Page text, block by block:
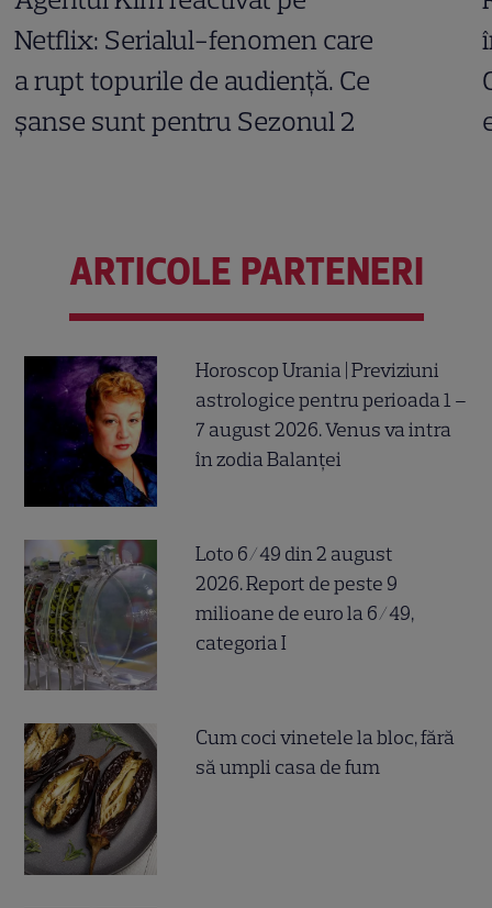
Netflix: Serialul-fenomen care
a rupt topurile de audiență. Ce
șanse sunt pentru Sezonul 2
ARTICOLE PARTENERI
Horoscop Urania | Previziuni
astrologice pentru perioada 1 –
7 august 2026. Venus va intra
în zodia Balanței
Loto 6/49 din 2 august
2026. Report de peste 9
milioane de euro la 6/49,
categoria I
Cum coci vinetele la bloc, fără
să umpli casa de fum